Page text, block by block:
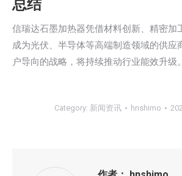
总结
信瑞达石墨加热器凭借材料创新、精密加
成为光伏、半导体等高端制造领域的供应
户导向的战略，将持续推动行业能效升级。
Category: 新闻资讯 hnshimo